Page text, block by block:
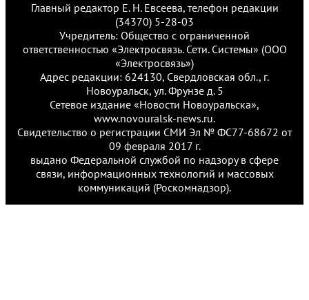
Главный редактор Е. Н. Евсеева, телефон редакции
(34370) 5-28-03
Учредитель: Общество с ограниченной
ответственностью «Электросвязь. Сети. Системы» (ООО
«Электросвязь»)
Адрес редакции: 624130, Свердловская обл., г.
Новоуральск, ул. Фрунзе д. 5
Сетевое издание «Новости Новоуральска»,
www.novouralsk-news.ru.
Свидетельство о регистрации СМИ Эл № ФС77-68672 от
09 февраля 2017 г.
выдано Федеральной службой по надзору в сфере
связи, информационных технологий и массовых
коммуникаций (Роскомнадзор).